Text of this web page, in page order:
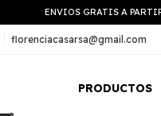
ENVIOS GRATIS A
florenciacasarsa@gmail.com
PRODUCTOS